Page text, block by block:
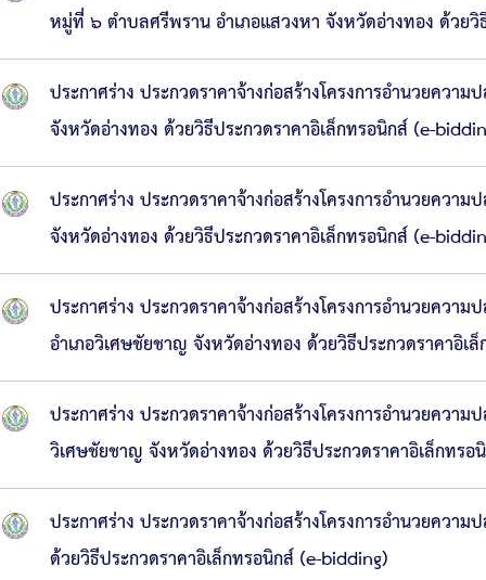
หมู่ที่ ๖ ตำบลศรีพราน อำเภอแสวงหา จังหวัดอ่างทอง ด้วย
ประกาศร่าง ประกวดราคาจ้างก่อสร้างโครงการอำนวยค
จังหวัดอ่างทอง ด้วยวิธีประกวดราคาอิเล็กทรอนิกส์ (e-
ประกาศร่าง ประกวดราคาจ้างก่อสร้างโครงการอำนวยค
จังหวัดอ่างทอง ด้วยวิธีประกวดราคาอิเล็กทรอนิกส์ (e-
ประกาศร่าง ประกวดราคาจ้างก่อสร้างโครงการอำนวยค
อำเภอวิเศษชัยชาญ จังหวัดอ่างทอง ด้วยวิธีประกวดราคาอิ
ประกาศร่าง ประกวดราคาจ้างก่อสร้างโครงการอำนวยค
วิเศษชัยชาญ จังหวัดอ่างทอง ด้วยวิธีประกวดราคาอิเล็กทร
ประกาศร่าง ประกวดราคาจ้างก่อสร้างโครงการอำนวยคว
ด้วยวิธีประกวดราคาอิเล็กทรอนิกส์ (e-bidding)